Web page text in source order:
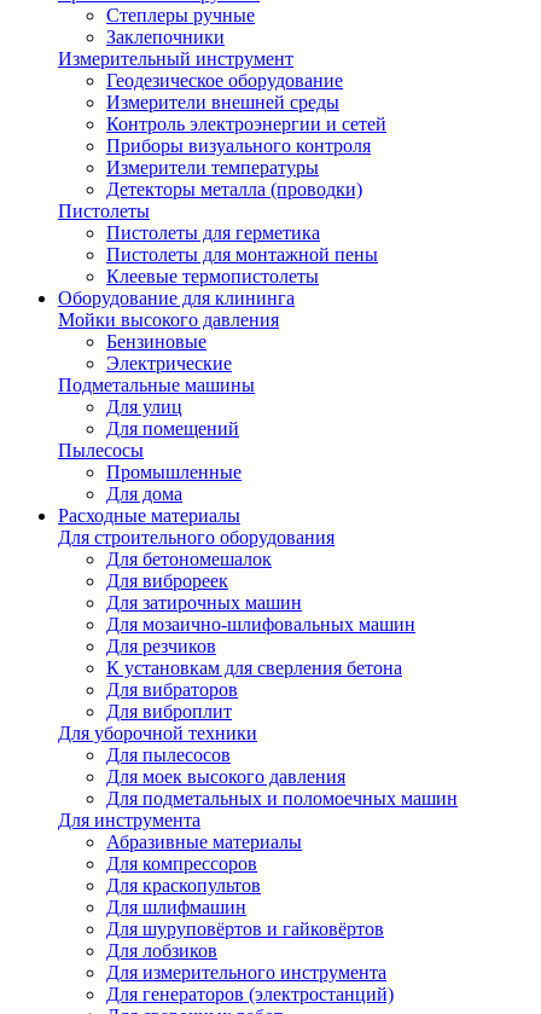
Степлеры ручные
Заклепочники
Измерительный инструмент
Геодезическое оборудование
Измерители внешней среды
Контроль электроэнергии и сетей
Приборы визуального контроля
Измерители температуры
Детекторы металла (проводки)
Пистолеты
Пистолеты для герметика
Пистолеты для монтажной пены
Клеевые термопистолеты
Оборудование для клининга
Мойки высокого давления
Бензиновые
Электрические
Подметальные машины
Для улиц
Для помещений
Пылесосы
Промышленные
Для дома
Расходные материалы
Для строительного оборудования
Для бетономешалок
Для виброреек
Для затирочных машин
Для мозаично-шлифовальных машин
Для резчиков
К установкам для сверления бетона
Для вибраторов
Для виброплит
Для уборочной техники
Для пылесосов
Для моек высокого давления
Для подметальных и поломоечных машин
Для инструмента
Абразивные материалы
Для компрессоров
Для краскопультов
Для шлифмашин
Для шуруповёртов и гайковёртов
Для лобзиков
Для измерительного инструмента
Для генераторов (электростанций)